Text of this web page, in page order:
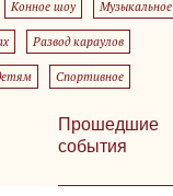
Конное шоу Музыкальное
Развод караулов
Спортивное
Прошедшие
события